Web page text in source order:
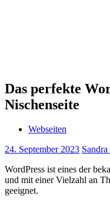
Das perfekte
Nischenseite
Webseiten
24. September 2023
WordPress ist eines der
und mit einer Vielzahl an
geeignet.